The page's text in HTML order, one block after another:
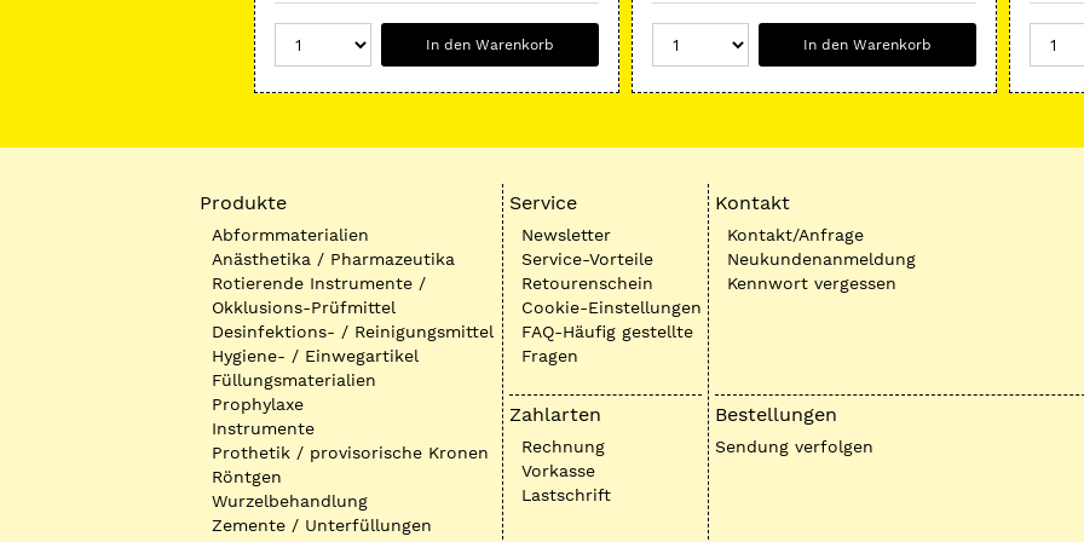
In den Warenkorb In den Warenkorb
Produkte
Abformmaterialien
Anästhetika / Pharmazeutika
Rotierende Instrumente /
Okklusions-Prüfmittel
Desinfektions- / Reinigungsmittel
Hygiene- / Einwegartikel
Füllungsmaterialien
Prophylaxe
Instrumente
Prothetik / provisorische Kronen
Röntgen
Wurzelbehandlung
Zemente / Unterfüllungen
Service
Newsletter
Service-Vorteile
Retourenschein
Cookie-Einstellungen
FAQ-Häufig gestellte
Fragen
Zahlarten
Rechnung
Vorkasse
Lastschrift
Kontakt
Kontakt/Anfrage
Neukundenanmeldung
Kennwort vergessen
Bestellungen
Sendung verfolgen